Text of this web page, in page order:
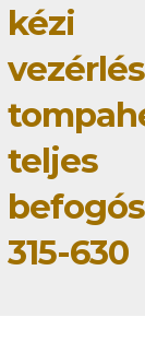
kézi
teljes
315-630